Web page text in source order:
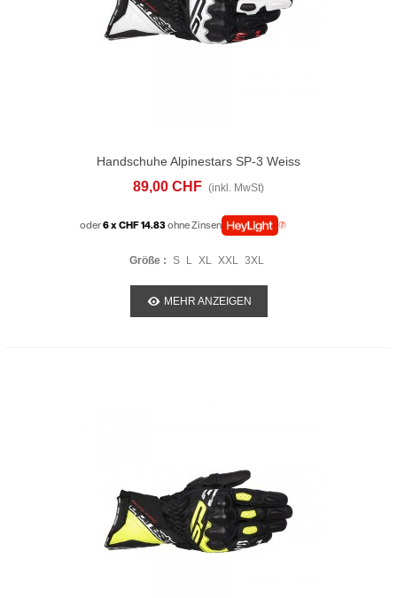
Handschuhe Alpinestars SP-3 Weiss
89,00 CHF (inkl. MwSt)
oder6 x CHF 14.83ohne Zinsen
Größe : S L XL XXL 3XL
MEHR ANZEIGEN